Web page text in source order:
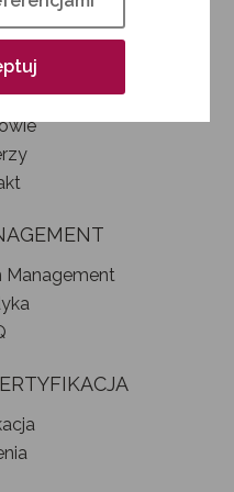
SIM
Management